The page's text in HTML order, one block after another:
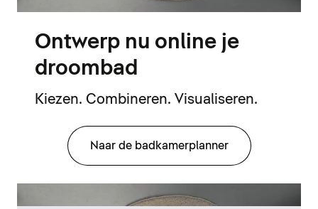
Ontwerp nu online je
droombad
Kiezen. Combineren. Visualiseren.
Naar de badkamerplanner